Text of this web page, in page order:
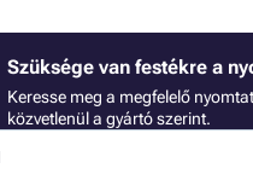
Szüksége van festékre a
Keresse meg a megfelelő
közvetlenül a gyártó szerint.